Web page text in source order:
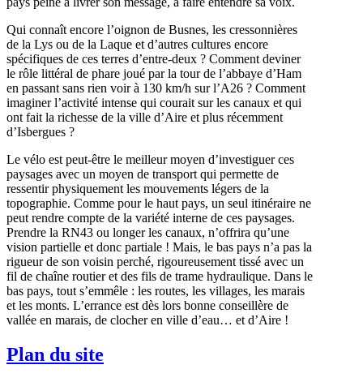
Qui connaît encore l’oignon de Busnes, les cressonnières
de la Lys ou de la Laque et d’autres cultures encore
spécifiques de ces terres d’entre-deux ? Comment deviner
le rôle littéral de phare joué par la tour de l’abbaye d’Ham
en passant sans rien voir à 130 km/h sur l’A26 ? Comment
imaginer l’activité intense qui courait sur les canaux et qui
ont fait la richesse de la ville d’Aire et plus récemment
d’Isbergues ?
Le vélo est peut-être le meilleur moyen d’investiguer ces
paysages avec un moyen de transport qui permette de
ressentir physiquement les mouvements légers de la
topographie. Comme pour le haut pays, un seul itinéraire ne
peut rendre compte de la variété interne de ces paysages.
Prendre la RN43 ou longer les canaux, n’offrira qu’une
vision partielle et donc partiale ! Mais, le bas pays n’a pas la
rigueur de son voisin perché, rigoureusement tissé avec un
fil de chaîne routier et des fils de trame hydraulique. Dans le
bas pays, tout s’emmêle : les routes, les villages, les marais
et les monts. L’errance est dès lors bonne conseillère de
vallée en marais, de clocher en ville d’eau… et d’Aire !
Plan du site